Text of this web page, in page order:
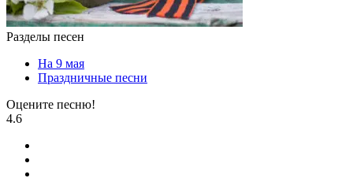
Разделы песен
На 9 мая
Праздничные песни
Оцените песню!
4.6